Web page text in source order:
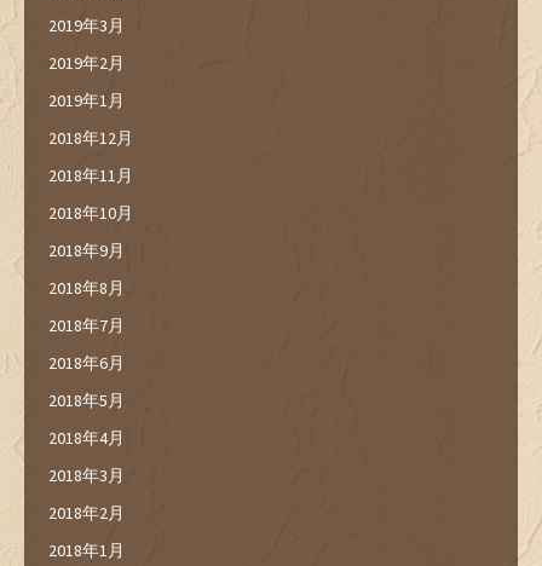
2019年3月
2019年2月
2019年1月
2018年12月
2018年11月
2018年10月
2018年9月
2018年8月
2018年7月
2018年6月
2018年5月
2018年4月
2018年3月
2018年2月
2018年1月